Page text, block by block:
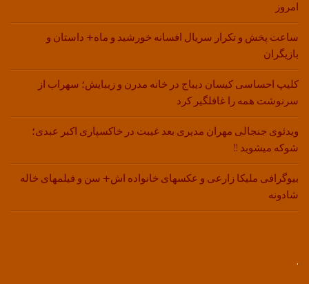
امروز
ساعت پخش و تکرار سریال افسانه خورشید و ماه+ داستان و
بازیگران
کلیپ احساسی کیسان دیباج در خانه مدرن و زیبایش؛ سهراب از
سرنوشت همه را غافلگیر کرد
ویدئوی جنجالی مهران مدیری بعد غیبت در خاکسپاری اکبر عبدی؛
شوکه میشوید !!
بیوگرافی ملیکا زارعی و عکسهای خانواده اش+ سن و فیلمهای خاله
شادونه
.